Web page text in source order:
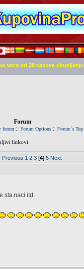
vece od 20 casova okupljanje
Forum
forum :: Forum Options:: Forum`s Top
linkovi
Previous 1 2 3[4] 5 Next
sta naci itd.